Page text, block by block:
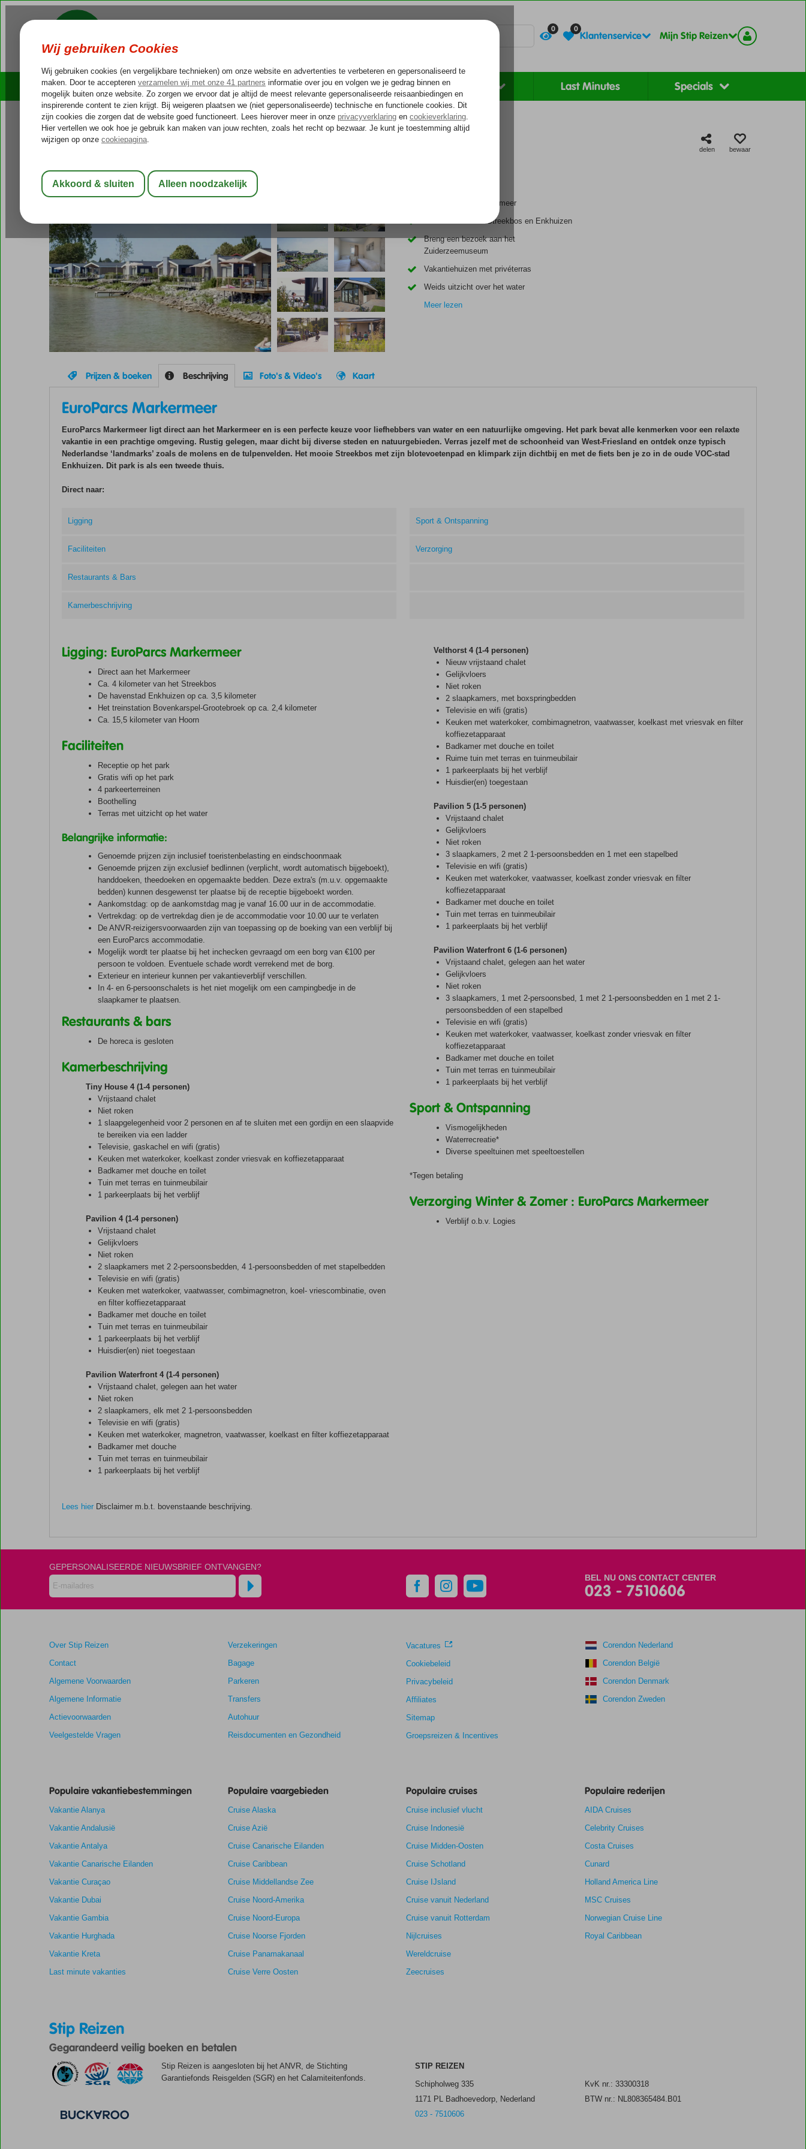
0 0
Klantenservice Mijn Stip Reizen
Cruises Outlet Deals Rondreizen Zonvakantie Last Minutes Specials
Voelt als thuiskomen...
Home
Nederland Noord-Holland
EuroParcs Markermeer
Logies-Vakantiewoning
delen bewaar
Direct aan het Markermeer
Fietsend naar het Streekbos en Enkhuizen
Breng een bezoek aan het
Zuiderzeemuseum
Vakantiehuizen met privéterras
Weids uitzicht over het water
Meer lezen
Prijzen & boeken Beschrijving Foto's & Video's Kaart
EuroParcs Markermeer
EuroParcs Markermeer ligt direct aan het Markermeer en is een perfecte keuze voor liefhebbers van water en een natuurlijke omgeving. Het park bevat alle kenmerken voor een relaxte
vakantie in een prachtige omgeving. Rustig gelegen, maar dicht bij diverse steden en natuurgebieden. Verras jezelf met de schoonheid van West-Friesland en ontdek onze typisch
Nederlandse ‘landmarks’ zoals de molens en de tulpenvelden. Het mooie Streekbos met zijn blotevoetenpad en klimpark zijn dichtbij en met de fiets ben je zo in de oude VOC-stad
Enkhuizen. Dit park is als een tweede thuis.
Direct naar:
Ligging
Faciliteiten
Restaurants & Bars
Kamerbeschrijving
Sport & Ontspanning
Verzorging
Ligging: EuroParcs Markermeer
Direct aan het Markermeer
Ca. 4 kilometer van het Streekbos
De havenstad Enkhuizen op ca. 3,5 kilometer
Het treinstation Bovenkarspel-Grootebroek op ca. 2,4 kilometer
Ca. 15,5 kilometer van Hoorn
Faciliteiten
Receptie op het park
Gratis wifi op het park
4 parkeerterreinen
Boothelling
Terras met uitzicht op het water
Belangrijke informatie:
Genoemde prijzen zijn inclusief toeristenbelasting en eindschoonmaak
Genoemde prijzen zijn exclusief bedlinnen (verplicht, wordt automatisch bijgeboekt),
handdoeken, theedoeken en opgemaakte bedden. Deze extra's (m.u.v. opgemaakte
bedden) kunnen desgewenst ter plaatse bij de receptie bijgeboekt worden.
Aankomstdag: op de aankomstdag mag je vanaf 16.00 uur in de accommodatie.
Vertrekdag: op de vertrekdag dien je de accommodatie voor 10.00 uur te verlaten
De ANVR-reizigersvoorwaarden zijn van toepassing op de boeking van een verblijf bij
een EuroParcs accommodatie.
Mogelijk wordt ter plaatse bij het inchecken gevraagd om een borg van €100 per
persoon te voldoen. Eventuele schade wordt verrekend met de borg.
Exterieur en interieur kunnen per vakantieverblijf verschillen.
In 4- en 6-persoonschalets is het niet mogelijk om een campingbedje in de
slaapkamer te plaatsen.
Restaurants & bars
De horeca is gesloten
Kamerbeschrijving
Tiny House 4 (1-4 personen)
Vrijstaand chalet
Niet roken
1 slaapgelegenheid voor 2 personen en af te sluiten met een gordijn en een slaapvide
te bereiken via een ladder
Televisie, gaskachel en wifi (gratis)
Keuken met waterkoker, koelkast zonder vriesvak en koffiezetapparaat
Badkamer met douche en toilet
Tuin met terras en tuinmeubilair
1 parkeerplaats bij het verblijf
Pavilion 4 (1-4 personen)
Vrijstaand chalet
Gelijkvloers
Niet roken
2 slaapkamers met 2 2-persoonsbedden, 4 1-persoonsbedden of met stapelbedden
Televisie en wifi (gratis)
Keuken met waterkoker, vaatwasser, combimagnetron, koel- vriescombinatie, oven
en filter koffiezetapparaat
Badkamer met douche en toilet
Tuin met terras en tuinmeubilair
1 parkeerplaats bij het verblijf
Huisdier(en) niet toegestaan
Pavilion Waterfront 4 (1-4 personen)
Vrijstaand chalet, gelegen aan het water
Niet roken
2 slaapkamers, elk met 2 1-persoonsbedden
Televisie en wifi (gratis)
Keuken met waterkoker, magnetron, vaatwasser, koelkast en filter koffiezetapparaat
Badkamer met douche
Tuin met terras en tuinmeubilair
1 parkeerplaats bij het verblijf
Velthorst 4 (1-4 personen)
Nieuw vrijstaand chalet
Gelijkvloers
Niet roken
2 slaapkamers, met boxspringbedden
Televisie en wifi (gratis)
Keuken met waterkoker, combimagnetron, vaatwasser, koelkast met vriesvak en filter
koffiezetapparaat
Badkamer met douche en toilet
Ruime tuin met terras en tuinmeubilair
1 parkeerplaats bij het verblijf
Huisdier(en) toegestaan
Pavilion 5 (1-5 personen)
Vrijstaand chalet
Gelijkvloers
Niet roken
3 slaapkamers, 2 met 2 1-persoonsbedden en 1 met een stapelbed
Televisie en wifi (gratis)
Keuken met waterkoker, vaatwasser, koelkast zonder vriesvak en filter
koffiezetapparaat
Badkamer met douche en toilet
Tuin met terras en tuinmeubilair
1 parkeerplaats bij het verblijf
Pavilion Waterfront 6 (1-6 personen)
Vrijstaand chalet, gelegen aan het water
Gelijkvloers
Niet roken
3 slaapkamers, 1 met 2-persoonsbed, 1 met 2 1-persoonsbedden en 1 met 2 1-
persoonsbedden of een stapelbed
Televisie en wifi (gratis)
Keuken met waterkoker, vaatwasser, koelkast zonder vriesvak en filter
koffiezetapparaat
Badkamer met douche en toilet
Tuin met terras en tuinmeubilair
1 parkeerplaats bij het verblijf
Sport & Ontspanning
Vismogelijkheden
Waterrecreatie*
Diverse speeltuinen met speeltoestellen
*Tegen betaling
Verzorging Winter & Zomer : EuroParcs Markermeer
Verblijf o.b.v. Logies
Lees hier Disclaimer m.b.t. bovenstaande beschrijving.
door
klanten
in
EuroParcs
die
worden
meer
weergegeven
de
relevantie
de
getoonde
te
garanderen.
BEL NU ONS CONTACT CENTER
023 - 7510606
GEPERSONALISEERDE NIEUWSBRIEF ONTVANGEN?
Over Stip Reizen
Contact
Algemene Voorwaarden
Algemene Informatie
Actievoorwaarden
Veelgestelde Vragen
Verzekeringen
Bagage
Parkeren
Transfers
Autohuur
Reisdocumenten en Gezondheid
Vacatures
Cookiebeleid
Privacybeleid
Affiliates
Sitemap
Groepsreizen & Incentives
Corendon Nederland
Corendon België
Corendon Denmark
Corendon Zweden
Populaire vakantiebestemmingen
Vakantie Alanya
Vakantie Andalusië
Vakantie Antalya
Vakantie Canarische Eilanden
Vakantie Curaçao
Vakantie Dubai
Vakantie Gambia
Vakantie Hurghada
Vakantie Kreta
Last minute vakanties
Populaire vaargebieden
Cruise Alaska
Cruise Azië
Cruise Canarische Eilanden
Cruise Caribbean
Cruise Middellandse Zee
Cruise Noord-Amerika
Cruise Noord-Europa
Cruise Noorse Fjorden
Cruise Panamakanaal
Cruise Verre Oosten
Populaire cruises
Cruise inclusief vlucht
Cruise Indonesië
Cruise Midden-Oosten
Cruise Schotland
Cruise IJsland
Cruise vanuit Nederland
Cruise vanuit Rotterdam
Nijlcruises
Wereldcruise
Zeecruises
Populaire rederijen
AIDA Cruises
Celebrity Cruises
Costa Cruises
Cunard
Holland America Line
MSC Cruises
Norwegian Cruise Line
Royal Caribbean
Stip Reizen
Gegarandeerd veilig boeken en betalen
Stip Reizen is aangesloten bij het ANVR, de Stichting
Garantiefonds Reisgelden (SGR) en het Calamiteitenfonds.
STIP REIZEN
Schipholweg 335
1171 PL Badhoevedorp, Nederland
023 - 7510606
KvK nr.: 33300318
BTW nr.: NL808365484.B01